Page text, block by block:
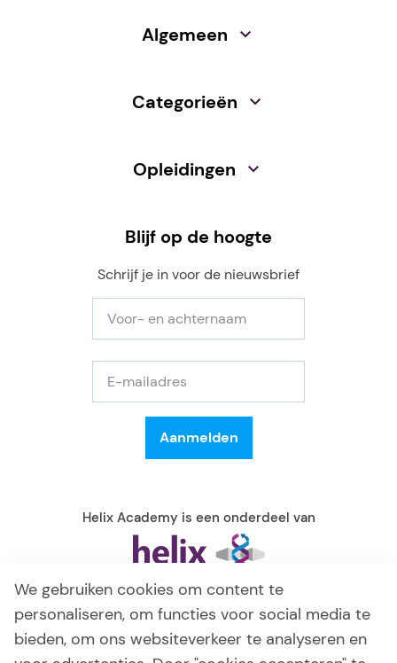
Algemeen
Categorieën
Opleidingen
Blijf op de hoogte
Schrijf je in voor de nieuwsbrief
Helix Academy is een onderdeel van
We gebruiken cookies om content te
personaliseren, om functies voor social media te
bieden, om ons websiteverkeer te analyseren en